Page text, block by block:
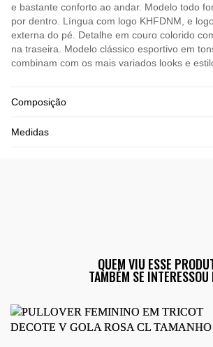
e bastante conforto ao andar. Modelo todo
por dentro. Língua com logo KHFDNM, e
externa do pé. Detalhe em couro colorido
na traseira. Modelo clássico esportivo em
combinam com os mais variados looks e
Composição
Medidas
QUEM VIU ESSE
TAMBÉM SE INTERESSOU